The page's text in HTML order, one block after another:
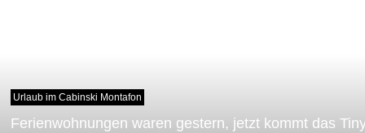
Urlaub im Cabinski Montafon
Ferienwohnungen waren gestern, jetzt kommt das